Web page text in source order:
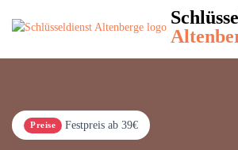
Preise Festpreis ab 39€